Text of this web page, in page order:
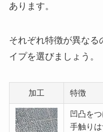
あります。
それぞれ特徴が異なる
イプを選びましょう。
加工 特徴
凹凸をつ
手触りは